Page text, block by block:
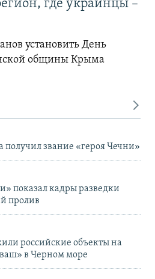
где украинцы –
установить День
общины Крыма
звание «героя Чечни»
показал кадры разведки
пролив
российские объекты на
в Черном море